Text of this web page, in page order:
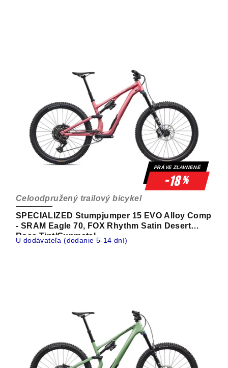
PRÁVE ZĽAVNENÉ
-18%
SPECIALIZED Stumpjumper 15 EVO Alloy Comp
- SRAM Eagle 70, FOX Rhythm Satin Desert
Rose Tint/Gunmetal
Celoodpružený trailový bicykel
U dodávateľa (dodanie 5-14 dní)